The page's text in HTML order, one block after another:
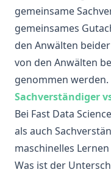
gemeinsame
gemeinsames
den Anwälten
von den Anwälten
genommen werden.
Sachverständiger
Bei Fast Data
als auch
maschinelles
Was ist der